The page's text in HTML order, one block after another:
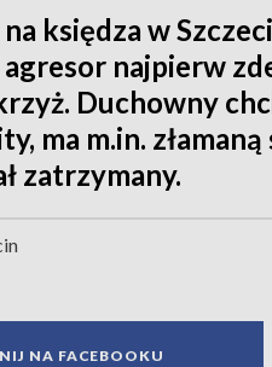
księdza w
najpierw
Duchowny
ma m.in.
zatrzymany.
NA FACEBOOKU